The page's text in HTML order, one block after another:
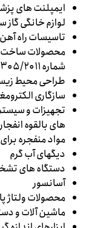
ایمپلنت های
لوازم خانگی گاز
تاسیسات راه
محصولات ساخت و
شماره ۳۰۵/۲۰۱۱ تحت قوانین خاص
طراحی محیط
سازگاری
تجهیزات و
های بالقوه
مواد منفجره
دیگهای آب گرم
دستگاه های
آسانسور
محصولات ولتاژ
ماشین آلات و